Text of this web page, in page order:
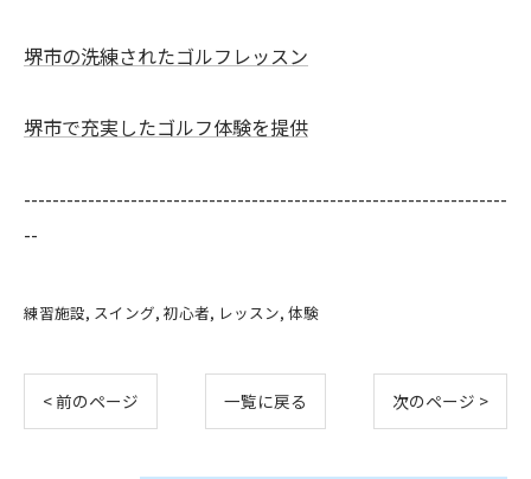
堺市の洗練されたゴルフレッスン
堺市で充実したゴルフ体験を提供
--------------------------------------------------------------------
--
練習施設 スイング 初心者 レッスン 体験
< 前のページ 一覧に戻る 次のページ >